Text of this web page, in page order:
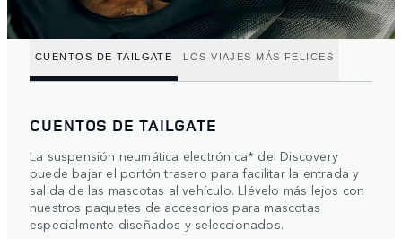
CUENTOS DE TAILGATE LOS VIAJES MÁS FELICES
CUENTOS DE TAILGATE
La suspensión neumática electrónica* del Discovery
puede bajar el portón trasero para facilitar la entrada y
salida de las mascotas al vehículo. Llévelo más lejos con
nuestros paquetes de accesorios para mascotas
especialmente diseñados y seleccionados.